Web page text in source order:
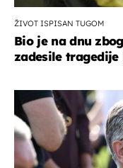
ŽIVOT ISPISAN TUGOM
Bio je na dnu
zadesile